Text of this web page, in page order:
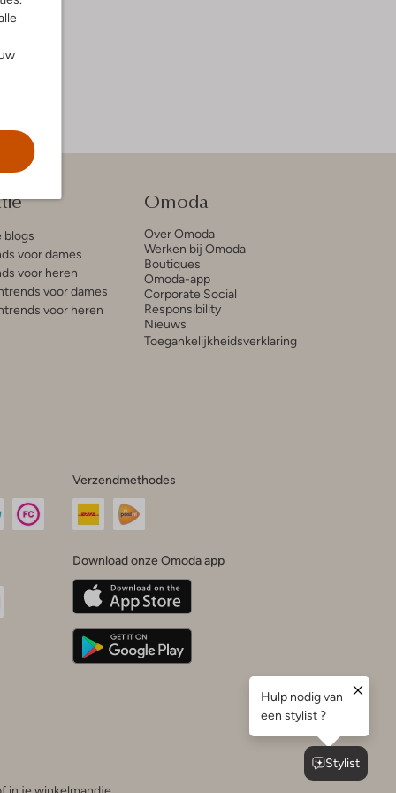
blogs
voor dames
voor heren
voor dames
voor heren
Omoda
Over Omoda
Werken bij Omoda
Boutiques
Omoda-app
Corporate Social
Responsibility
Nieuws
Toegankelijkheidsverklaring
Verzendmethodes
Download onze Omoda app